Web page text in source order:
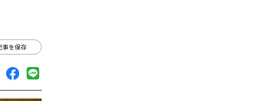
事を保存